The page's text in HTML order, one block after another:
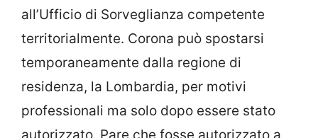
all’Ufficio di Sorveglianza competente
territorialmente. Corona può spostarsi
temporaneamente dalla regione di
residenza, la Lombardia, per motivi
professionali ma solo dopo essere stato